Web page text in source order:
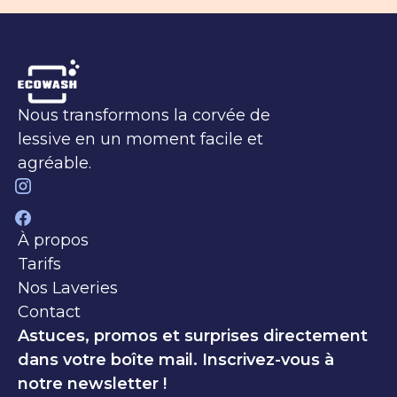
Nous transformons la corvée de
lessive en un moment facile et
agréable.
À propos
Tarifs
Nos Laveries
Contact
Astuces, promos et surprises directement
dans votre boîte mail. Inscrivez-vous à
notre newsletter !